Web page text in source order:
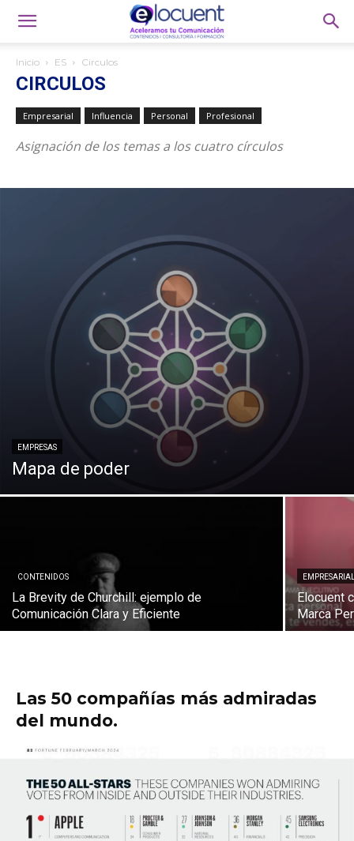
Inicio ES Circulos
CIRCULOS
Empresarial Influencia Personal Profesional
Asignación de los temas a los cuatro círculos
EMPRESAS
Mapa de poder
CONTENIDOS
La Brevity de Churchill: ejemplo de
Comunicación Clara y Eficiente
Elocuent
Marca
Las 50 compañías más admiradas
del mundo.